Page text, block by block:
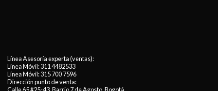
Línea Asesoría experta (ventas):
Línea Móvil:311 4482533
Línea Móvil:315 700 7596
Dirección punto de venta: